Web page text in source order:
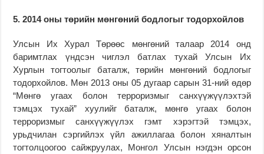
5. 2014 оны төрийн мөнгөний бодлогыг тодорхойлов
Улсын Их Хурал Төрөөс мөнгөний талаар 2014 онд
баримтлах үндсэн чиглэл батлах тухай Улсын Их
Хурлын тогтоолыг баталж, төрийн мөнгөний бодлогыг
тодорхойлов. Мөн 2013 оны 05 дугаар сарын 31-ний өдөр
“Мөнгө угаах болон терроризмыг санхүүжүүлэхтэй
тэмцэх тухай” хуулийг баталж, мөнгө угаах болон
терроризмыг санхүүжүүлэх гэмт хэрэгтэй тэмцэх,
урьдчилан сэргийлэх үйл ажиллагаа болон хяналтын
тогтолцоогоо сайжруулах, Монгол Улсын нэгдэн орсон